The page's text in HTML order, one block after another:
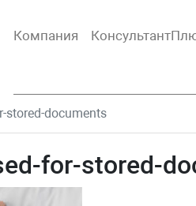
Компания
stored-documents
for-stored-